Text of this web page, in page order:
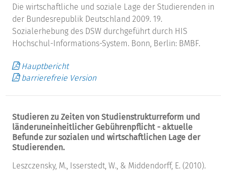
Die wirtschaftliche und soziale Lage der Studierenden in
der Bundesrepublik Deutschland 2009. 19.
Sozialerhebung des DSW durchgeführt durch HIS
Hochschul-Informations-System. Bonn, Berlin: BMBF.
Hauptbericht
barrierefreie Version
Studieren zu Zeiten von Studienstrukturreform und
länderuneinheitlicher Gebührenpflicht - aktuelle
Befunde zur sozialen und wirtschaftlichen Lage der
Studierenden.
Leszczensky, M., Isserstedt, W., & Middendorff, E. (2010).